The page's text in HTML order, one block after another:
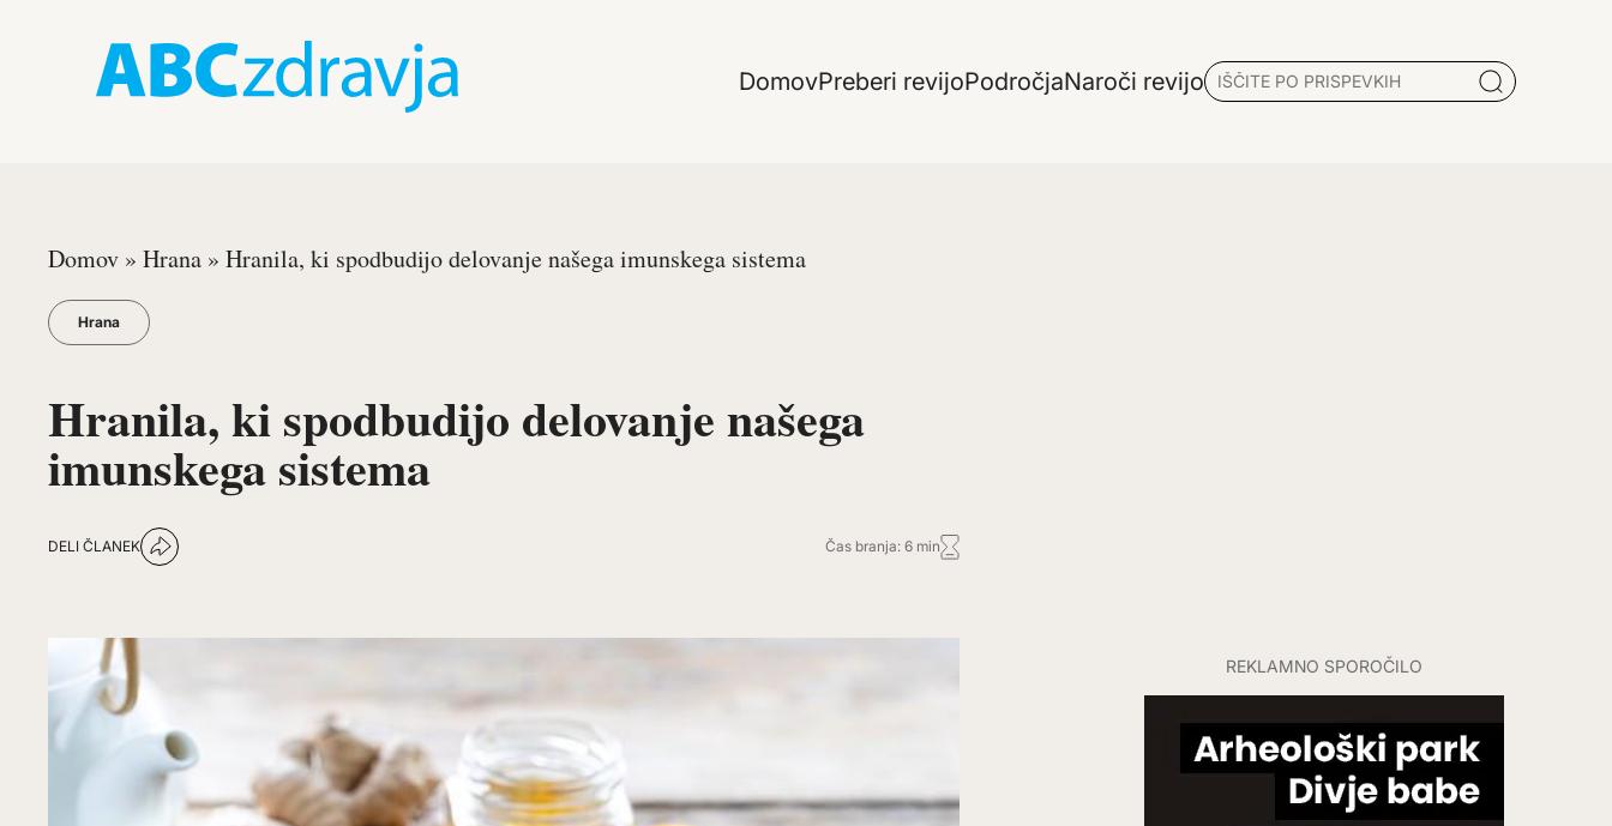
DomovPreberi revijoPodročjaNaroči revijo
Domov » Hrana » Hranila, ki spodbudijo delovanje našega imunskega sistema
Hrana
Hranila, ki spodbudijo delovanje našega
imunskega sistema
DELI ČLANEK Čas branja: 6 min
REKLAMNO SPOROČILO